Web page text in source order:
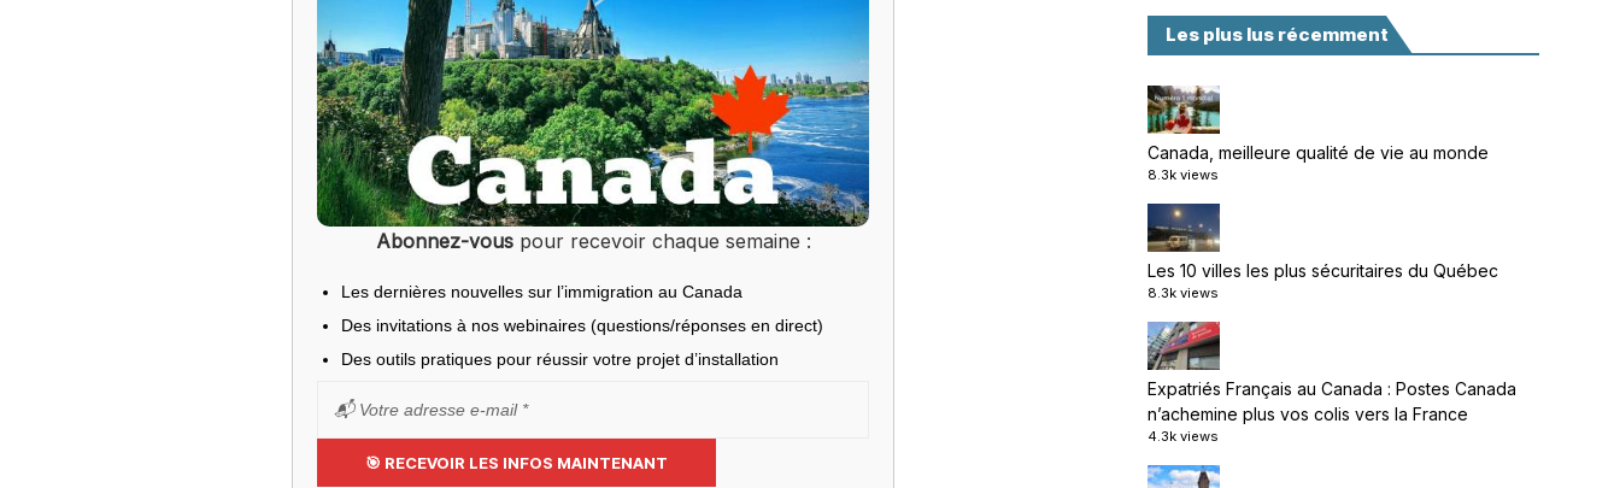
Abonnez-vouspour recevoir chaque semaine :
Les dernières nouvelles sur l’immigration au Canada
Des invitations à nos webinaires (questions/réponses en direct)
Des outils pratiques pour réussir votre projet d’installation
Les plus lus récemment
Canada, meilleure qualité de vie au monde
8.3k views
Les 10 villes les plus sécuritaires du Québec
8.3k views
Expatriés Français au Canada : Postes Canada
n’achemine plus vos colis vers la France
4.3k views